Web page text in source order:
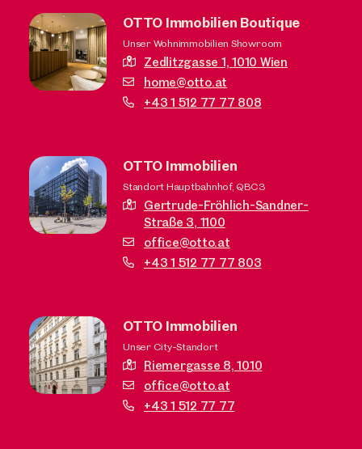
OTTO Immobilien Boutique
Unser Wohnimmobilien Showroom
Zedlitzgasse 1,1010 Wien
home@otto.at
+43 1 512 77 77 808
OTTO Immobilien
Standort Hauptbahnhof, QBC3
Gertrude-Fröhlich-Sandner-
Straße 3, 1100
office@otto.at
+43 1 512 77 77 803
OTTO Immobilien
Unser City-Standort
Riemergasse 8,1010
office@otto.at
+43 1 512 77 77